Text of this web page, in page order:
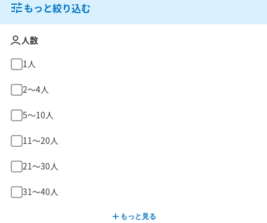
もっと絞り込む
人数
1人
2〜4人
5〜10人
11〜20人
21〜30人
31〜40人
もっと見る